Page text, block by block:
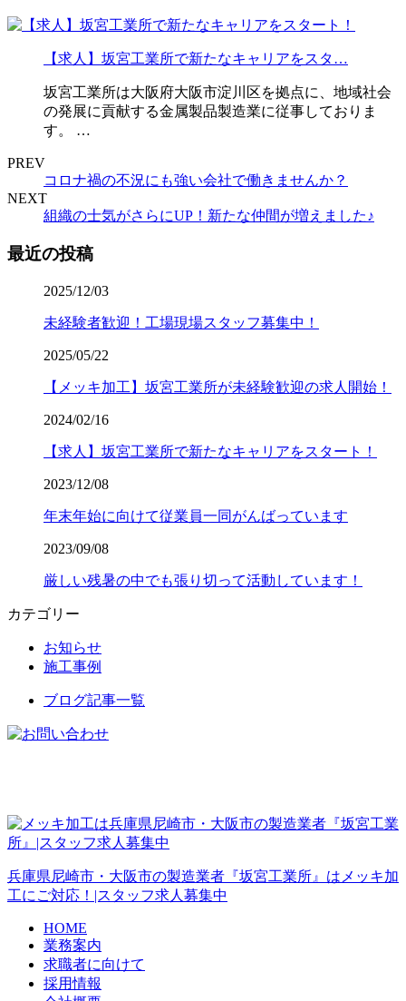
【求人】坂宮工業所で新たなキャリアをスタ…
坂宮工業所は大阪府大阪市淀川区を拠点に、地域社会
の発展に貢献する金属製品製造業に従事しておりま
す。 …
PREV
コロナ禍の不況にも強い会社で働きませんか？
NEXT
組織の士気がさらにUP！新たな仲間が増えました♪
最近の投稿
2025/12/03
未経験者歓迎！工場現場スタッフ募集中！
2025/05/22
【メッキ加工】坂宮工業所が未経験歓迎の求人開始！
2024/02/16
【求人】坂宮工業所で新たなキャリアをスタート！
2023/12/08
年末年始に向けて従業員一同がんばっています
2023/09/08
厳しい残暑の中でも張り切って活動しています！
カテゴリー
お知らせ
施工事例
ブログ記事一覧
兵庫県尼崎市・大阪市の製造業者『坂宮工業所』はメッキ加
工にご対応！|スタッフ求人募集中
HOME
業務案内
求職者に向けて
採用情報